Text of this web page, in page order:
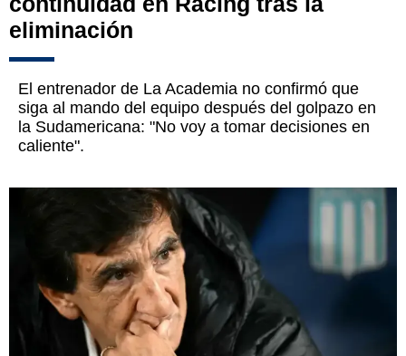
eliminación
El entrenador de La Academia no confirmó que
siga al mando del equipo después del golpazo en
la Sudamericana: "No voy a tomar decisiones en
caliente".